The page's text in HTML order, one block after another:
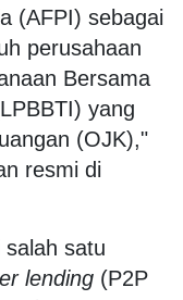
(AFPI) sebagai
perusahaan
Bersama
yang
(OJK),"
resmi di
satu
lending (P2P